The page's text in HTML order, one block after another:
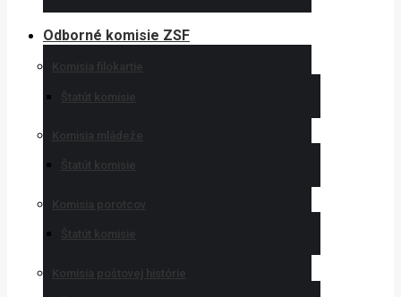
Odborné komisie ZSF
Komisia filokartie
Štatút komisie
Komisia mládeže
Štatút komisie
Komisia porotcov
Štatút komisie
Komisia poštovej histórie